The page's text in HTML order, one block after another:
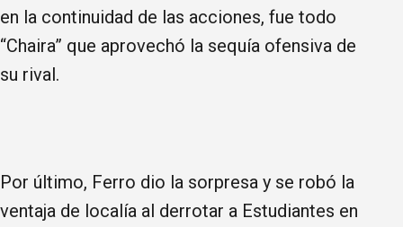
en la continuidad de las acciones, fue todo
“Chaira” que aprovechó la sequía ofensiva de
su rival.
Por último, Ferro dio la sorpresa y se robó la
ventaja de localía al derrotar a Estudiantes en